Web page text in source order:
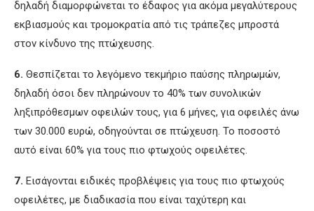
δηλαδή διαμορφώνεται το έδαφος για ακόμα μεγαλύτερους
εκβιασμούς και τρομοκρατία από τις τράπεζες μπροστά
στον κίνδυνο της πτώχευσης.
6. Θεσπίζεται το λεγόμενο τεκμήριο παύσης πληρωμών,
δηλαδή όσοι δεν πληρώνουν το 40% των συνολικών
ληξιπρόθεσμων οφειλών τους, για 6 μήνες, για οφειλές άνω
των 30.000 ευρώ, οδηγούνται σε πτώχευση. Το ποσοστό
αυτό είναι 60% για τους πιο φτωχούς οφειλέτες.
7. Εισάγονται ειδικές προβλέψεις για τους πιο φτωχούς
οφειλέτες, με διαδικασία που είναι ταχύτερη και